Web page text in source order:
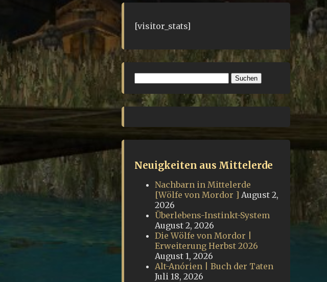
[visitor_stats]
Neuigkeiten aus Mittelerde
Nachbarn in Mittelerde
[Wölfe von Mordor ] August 2,
2026
Überlebens-Instinkt-System
August 2, 2026
Die Wölfe von Mordor |
Erweiterung Herbst 2026
August 1, 2026
Alt-Anórien | Buch der Taten
Juli 18, 2026